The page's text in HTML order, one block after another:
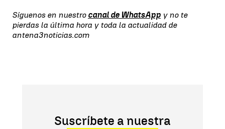
Síguenos en nuestro canal de WhatsApp y no te
pierdas la última hora y toda la actualidad de
antena3noticias.com
Suscríbete a nuestra